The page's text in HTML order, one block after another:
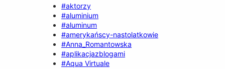
#aktorzy
#aluminium
#aluminum
#amerykańscy-nastolatkowie
#Anna_Romantowska
#aplikacjazblogami
#Aqua Virtuale